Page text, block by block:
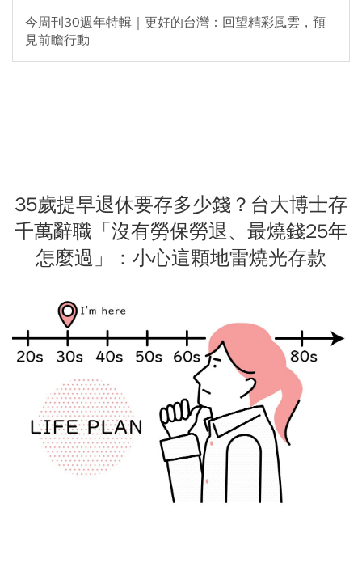
今周刊30週年特輯｜更好的台灣：回望精彩風雲，預
見前瞻行動
35歲提早退休要存多少錢？台大博士存
千萬辭職「沒有勞保勞退、最燒錢25年
怎麼過」：小心這顆地雷燒光存款